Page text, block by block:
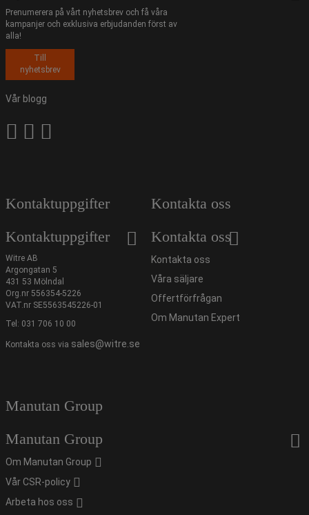
Prenumerera på vårt nyhetsbrev och få våra
kampanjer och exklusiva erbjudanden först av
alla!
Till
nyhetsbrev
Vår blogg
Kontaktuppgifter
Kontaktuppgifter
Witre AB
Argongatan 5
431 53 Mölndal
Org.nr 556354-5226
VAT.nr SE5563545226-01
Tel: 031 706 10 00
Kontakta oss via sales@witre.se
Kontakta oss
Kontakta oss
Kontakta oss
Våra säljare
Offertförfrågan
Om Manutan Expert
Manutan Group
Manutan Group
Om Manutan Group
Vår CSR-policy
Arbeta hos oss